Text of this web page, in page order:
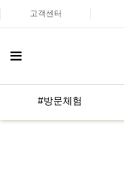
고객센터
#방문체험